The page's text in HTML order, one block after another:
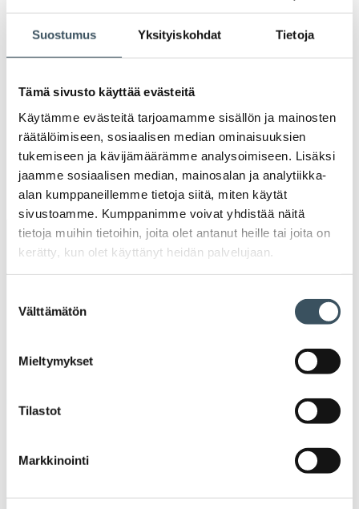
Suostumus Yksityiskohdat Tietoja
Tämä sivusto käyttää evästeitä
Käytämme evästeitä tarjoamamme sisällön ja mainosten
räätälöimiseen, sosiaalisen median ominaisuuksien
tukemiseen ja kävijämäärämme analysoimiseen. Lisäksi
jaamme sosiaalisen median, mainosalan ja analytiikka-
alan kumppaneillemme tietoja siitä, miten käytät
sivustoamme. Kumppanimme voivat yhdistää näitä
tietoja muihin tietoihin, joita olet antanut heille tai joita on
kerätty, kun olet käyttänyt heidän palvelujaan.
valinta
Välttämätön
Mieltymykset
Tilastot
Markkinointi
2021
2019
2018
2017
Avainsanat
digitalisaatio
energiatehokkuus